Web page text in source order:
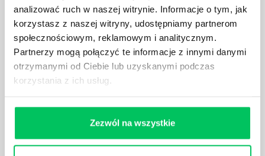
analizować ruch w naszej witrynie. Informacje o tym, jak
korzystasz z naszej witryny, udostępniamy partnerom
społecznościowym, reklamowym i analitycznym.
Partnerzy mogą połączyć te informacje z innymi danymi
otrzymanymi od Ciebie lub uzyskanymi podczas
korzystania z ich usług.
Zezwól na wszystkie
nim odpowiedniego kierownictwa. Zawsze
niezbędna jest osoba nadzorująca wszystkie
czynności wykonywane przez pracowników.
KOMPETENCJE MENEDŻERSKIE?
Menedżer to niezwykle ważne stanowisko w każdej